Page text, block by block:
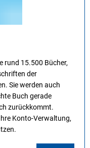
rund 15.500 Bücher,
der
Sie werden auch
Buch gerade
zurückkommt.
Konto-Verwaltung,